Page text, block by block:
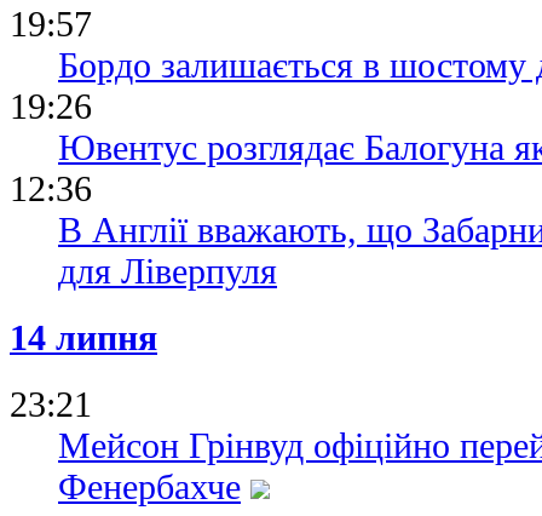
19:57
Бордо залишається в шостому
19:26
Ювентус розглядає Балогуна
12:36
В Англії вважають, що
для Ліверпуля
14 липня
23:21
Мейсон Грінвуд офіційно
Фенербахче